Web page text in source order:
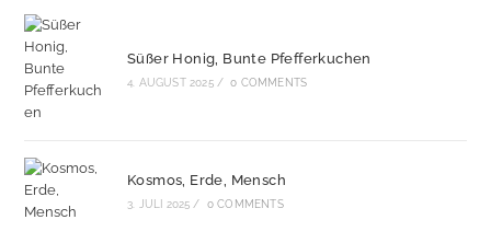
Süßer Honig, Bunte Pfefferkuchen
4. AUGUST 2025 / 0 COMMENTS
Kosmos, Erde, Mensch
3. JULI 2025 / 0 COMMENTS